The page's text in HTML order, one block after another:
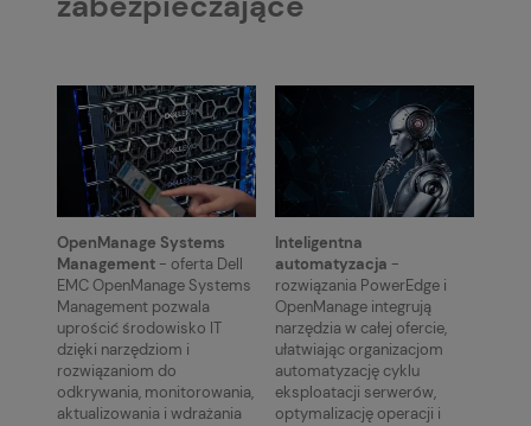
OpenManage Systems
Management - oferta Dell
EMC OpenManage Systems
Management pozwala
uprościć środowisko IT
dzięki narzędziom i
rozwiązaniom do
odkrywania, monitorowania,
aktualizowania i wdrażania
Inteligentna
automatyzacja -
rozwiązania PowerEdge i
OpenManage integrują
narzędzia w całej ofercie,
ułatwiając organizacjom
automatyzację cyklu
eksploatacji serwerów,
optymalizację operacji i